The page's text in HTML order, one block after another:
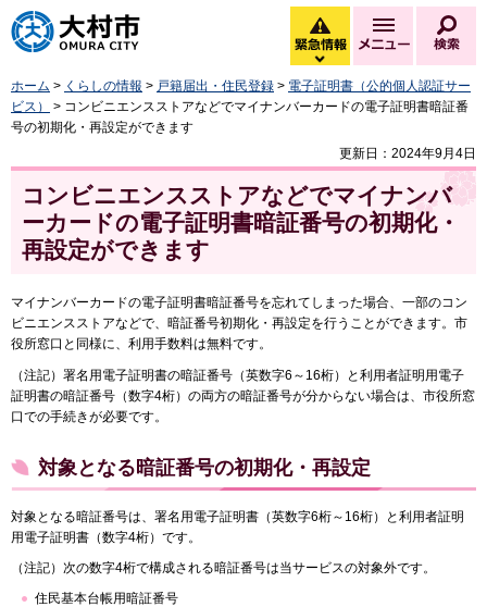
大村市
緊急情報
緊急情報を開く
メニュー
ホーム > くらしの情報 > 戸籍届出・住民登録 > 電子証明書（公的個人認証サー
ビス）
> コンビニエンスストアなどでマイナンバーカードの電子証明書暗証番
号の初期化・再設定ができます
更新日：2024年9月4日
コンビニエンスストアなどでマイナンバ
ーカードの電子証明書暗証番号の初期化・
再設定ができます
マイナンバーカードの電子証明書暗証番号を忘れてしまった場合、一部のコン
ビニエンスストアなどで、暗証番号初期化・再設定を行うことができます。市
役所窓口と同様に、利用手数料は無料です。
（注記）署名用電子証明書の暗証番号（英数字6～16桁）と利用者証明用電子
証明書の暗証番号（数字4桁）の両方の暗証番号が分からない場合は、市役所窓
口での手続きが必要です。
対象となる暗証番号の初期化・再設定
対象となる暗証番号は、署名用電子証明書（英数字6桁～16桁）と利用者証明
用電子証明書（数字4桁）です。
（注記）次の数字4桁で構成される暗証番号は当サービスの対象外です。
住民基本台帳用暗証番号